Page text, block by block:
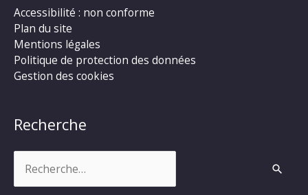
Accessibilité : non conforme
Plan du site
Mentions légales
Politique de protection des données
Gestion des cookies
Recherche